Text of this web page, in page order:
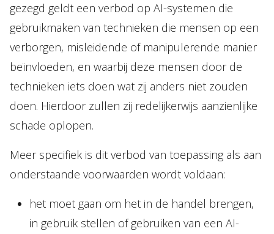
gezegd geldt een verbod op AI-systemen die
gebruikmaken van technieken die mensen op een
verborgen, misleidende of manipulerende manier
beïnvloeden, en waarbij deze mensen door de
technieken iets doen wat zij anders niet zouden
doen. Hierdoor zullen zij redelijkerwijs aanzienlijke
schade oplopen.
Meer specifiek is dit verbod van toepassing als aan
onderstaande voorwaarden wordt voldaan:
het moet gaan om het in de handel brengen,
in gebruik stellen of gebruiken van een AI-